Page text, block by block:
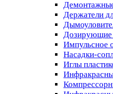
Держатели
Дозирующие
Импульсное
Насадки-
Иглы